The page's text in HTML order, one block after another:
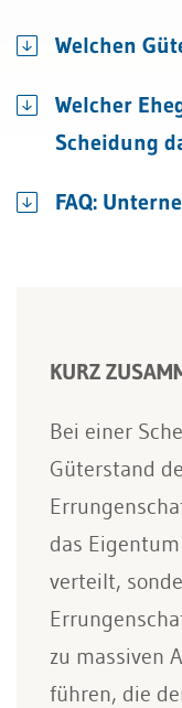
Welchen
Welcher
Scheidung
FAQ:
KURZ
Bei einer
Güterstand
das
verteilt,
zu massiven
führen, die